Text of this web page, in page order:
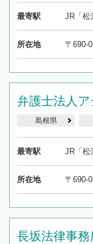
最寄駅 JR「松
所在地 〒690-
弁護士法人
島根県
最寄駅 JR「松
所在地 〒690-
長坂法律事務